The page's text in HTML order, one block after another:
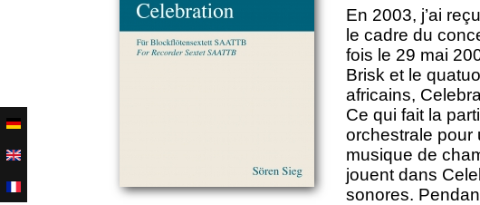
En 2003, j’ai
le cadre du
fois le 29 mai
Brisk et le
africains,
Ce qui fait la
orchestrale pour
musique de
jouent dans
sonores.